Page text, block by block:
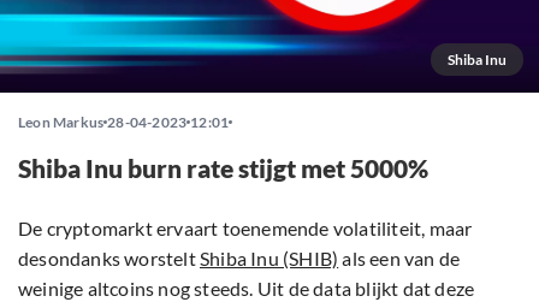
Shiba Inu
Leon Markus 28-04-2023 12:01
Shiba Inu burn rate stijgt met 5000%
De cryptomarkt ervaart toenemende volatiliteit, maar
desondanks worsteltShiba Inu (SHIB) als een van de
weinige altcoins nog steeds. Uit de data blijkt dat deze